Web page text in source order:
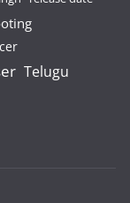
Telugu